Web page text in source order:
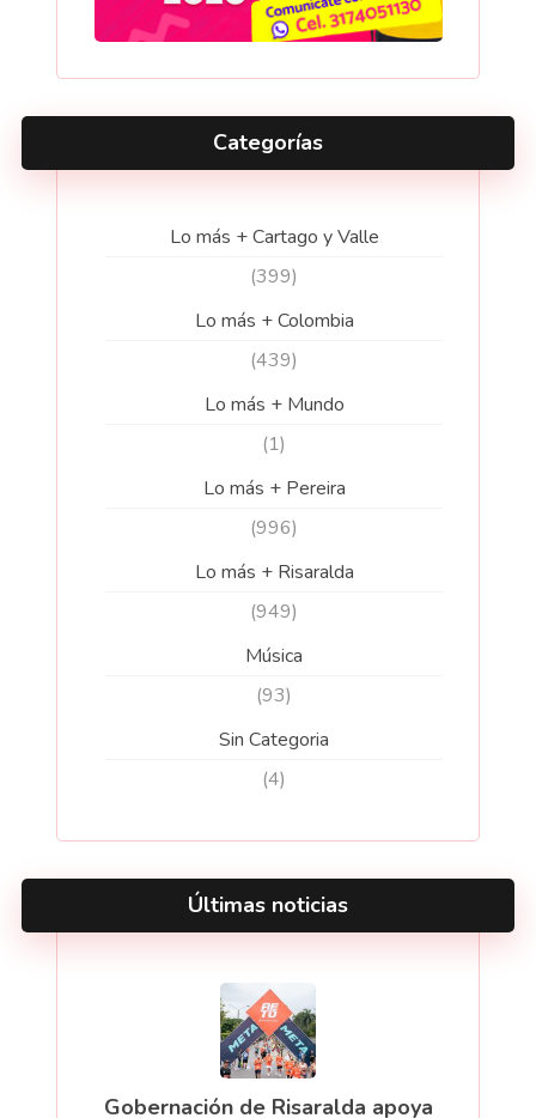
Categorías
Lo más + Cartago y Valle
(399)
Lo más + Colombia
(439)
Lo más + Mundo
(1)
Lo más + Pereira
(996)
Lo más + Risaralda
(949)
Música
(93)
Sin Categoria
(4)
Últimas noticias
Gobernación de Risaralda apoya